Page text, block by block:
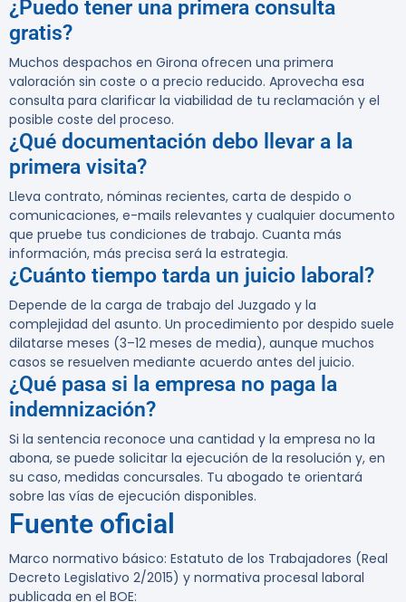
¿Puedo tener una primera consulta
gratis?
Muchos despachos en Girona ofrecen una primera
valoración sin coste o a precio reducido. Aprovecha esa
consulta para clarificar la viabilidad de tu reclamación y el
posible coste del proceso.
¿Qué documentación debo llevar a la
primera visita?
Lleva contrato, nóminas recientes, carta de despido o
comunicaciones, e-mails relevantes y cualquier documento
que pruebe tus condiciones de trabajo. Cuanta más
información, más precisa será la estrategia.
¿Cuánto tiempo tarda un juicio laboral?
Depende de la carga de trabajo del Juzgado y la
complejidad del asunto. Un procedimiento por despido suele
dilatarse meses (3–12 meses de media), aunque muchos
casos se resuelven mediante acuerdo antes del juicio.
¿Qué pasa si la empresa no paga la
indemnización?
Si la sentencia reconoce una cantidad y la empresa no la
abona, se puede solicitar la ejecución de la resolución y, en
su caso, medidas concursales. Tu abogado te orientará
sobre las vías de ejecución disponibles.
Fuente oficial
Marco normativo básico: Estatuto de los Trabajadores (Real
Decreto Legislativo 2/2015) y normativa procesal laboral
publicada en el BOE: